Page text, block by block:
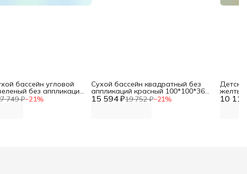
749 ₽−21%
бассейн угловой
без аппликаций
15 594 ₽19 752 ₽−21%
Сухой бассейн квадратный без
аппликаций красный 100*100*36
DNN 10
желтый
см DNN